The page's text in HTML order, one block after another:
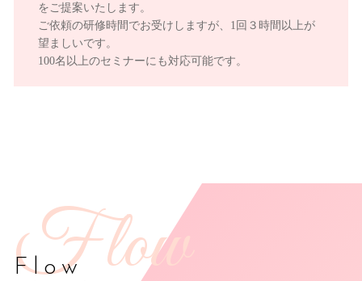
をご提案いたします。
ご依頼の研修時間でお受けしますが、1回３時間以上が
望ましいです。
100名以上のセミナーにも対応可能です。
Flow